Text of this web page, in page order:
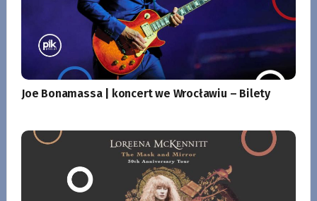
Joe Bonamassa | koncert we Wrocławiu – Bilety